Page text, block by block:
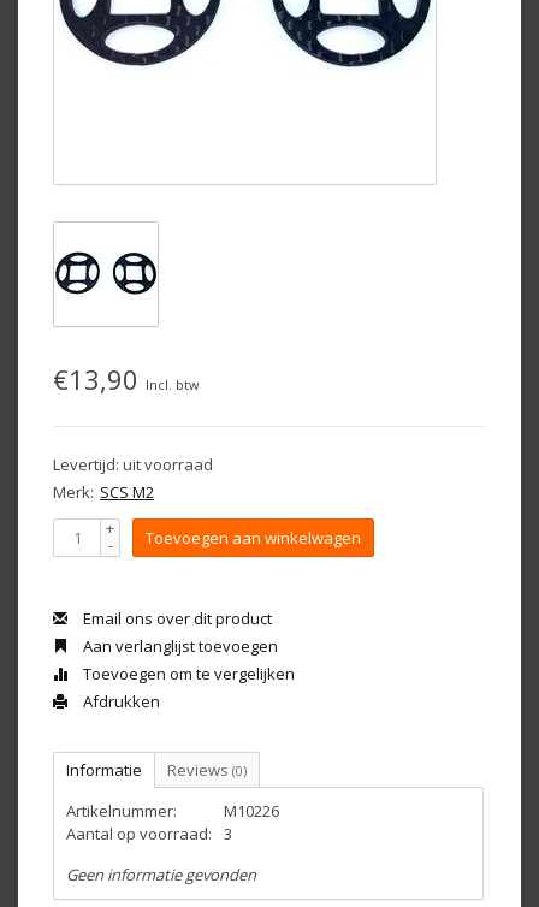
€13,90 Incl. btw
Levertijd: uit voorraad
Merk: SCS M2
+
- Toevoegen aan winkelwagen
Email ons over dit product
Aan verlanglijst toevoegen
Toevoegen om te vergelijken
Afdrukken
Informatie Reviews (0)
Artikelnummer:
M10226
Aantal op voorraad:
3
Geen informatie gevonden